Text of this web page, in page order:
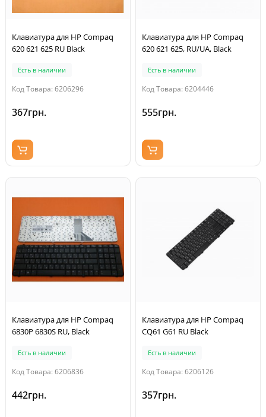
Клавиатура для HP Compaq
620 621 625 RU Black
Есть в наличии
Код Товара: 6206296
367грн.
Клавиатура для HP Compaq
620 621 625, RU/UA, Black
Есть в наличии
Код Товара: 6204446
555грн.
Клавиатура для HP Compaq
6830P 6830S RU, Black
Есть в наличии
Код Товара: 6206836
442грн.
Клавиатура для HP Compaq
CQ61 G61 RU Black
Есть в наличии
Код Товара: 6206126
357грн.